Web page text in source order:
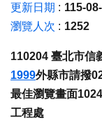
更新日期
115-
瀏覽人次
1252
110204 臺北市信
1999外縣市請撥
最佳瀏覽畫面
工程處